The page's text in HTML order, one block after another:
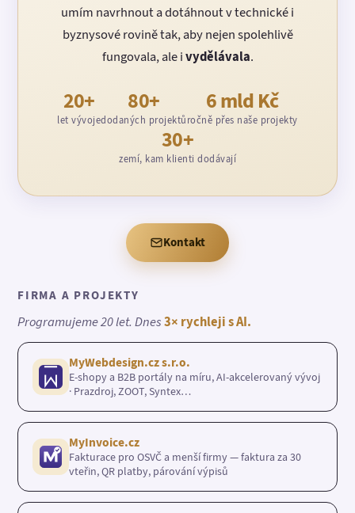
umím navrhnout a dotáhnout v technické i
byznysové rovině tak, aby nejen spolehlivě
fungovala, ale ivydělávala.
20+
let vývoje
80+
dodaných projektů
6 mld Kč
ročně přes naše projekty
30+
zemí, kam klienti dodávají
Kontakt
FIRMA A PROJEKTY
Programujeme 20 let. Dnes3× rychleji s AI.
MyWebdesign.cz s.r.o.
E-shopy a B2B portály na míru, AI-akcelerovaný vývoj
· Prazdroj, ZOOT, Syntex…
MyInvoice.cz
Fakturace pro OSVČ a menší firmy — faktura za 30
vteřin, QR platby, párování výpisů